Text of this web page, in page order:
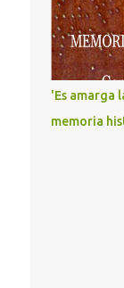
'Es amarga
memoria